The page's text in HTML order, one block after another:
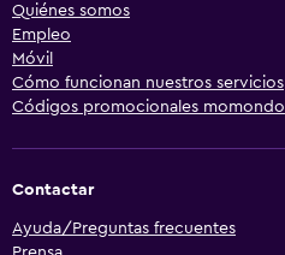
Quiénes somos
Empleo
Móvil
Cómo funcionan nuestros servicios
Códigos promocionales momondo
Contactar
Ayuda/Preguntas frecuentes